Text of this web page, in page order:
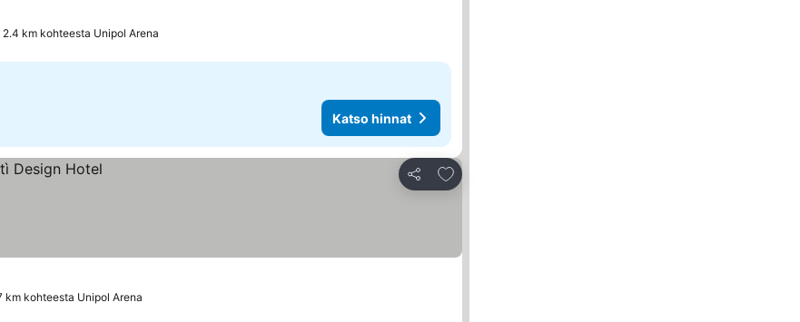
2.4 km kohteesta Unipol Arena
Katso hinnat
Jaa
Lisää suosikkeihin
km kohteesta Unipol Arena